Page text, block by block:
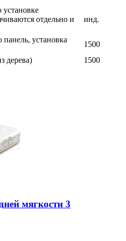
отдельно и
инд.
установка
1500
дерева)
1500
мягкости 3